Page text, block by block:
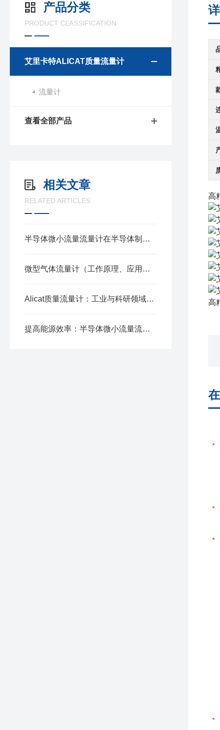
产品分类
PRODUCT CLASSIFICATION
艾里卡特ALICAT质量流量计
流量计
查看全部产品
相关文章
RELATED ARTICLES
半导体微小流量流量计在半导体制造过程中的作用介绍
微型气体流量计（工作原理、应用领域及发展趋势）全解析
Alicat质量流量计：工业与科研领域的精确流量控制
提高能源效率：半导体微小流量流量计在能源管理中的作用
高
高